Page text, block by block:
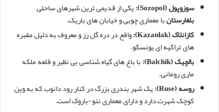
سوزوپول (Sozopol):
یکی از قدیمی ترین شهرهای ساحلی
بلغارستانبا معماری چوبی و خیابان های باریک.
کازانلاک (Kazanlak):
واقع در دره گل رز و معروف به دلیل مقبره
های تراکیه ای یونسکو.
بالچیک (Balchik):
با باغ های گیاه شناسی بی نظیر و قلعه ملکه
ماری رومانی.
روسه (Ruse):
یک شهر بندری بزرگ در کنار رود دانوب که به وین
کوچک شهرت دارد و دارای معماری نئو-باروک است.